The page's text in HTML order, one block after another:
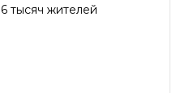
тысяч жителей